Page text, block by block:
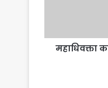
महाधिवक्ता